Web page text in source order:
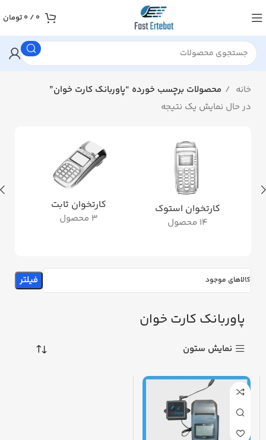
0
/
0 تومان
خانه
محصولات برچسب خورده “پاوربانک کارت خوان”
در حال نمایش یک نتیجه
کارتخوان استوک
14 محصول
کارتخوان ثابت
3 محصول
کالاهای موجود فیلتر
پاوربانک کارت خوان
نمایش ستون